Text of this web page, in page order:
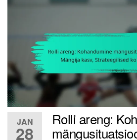
JAN
28
Rolli areng: